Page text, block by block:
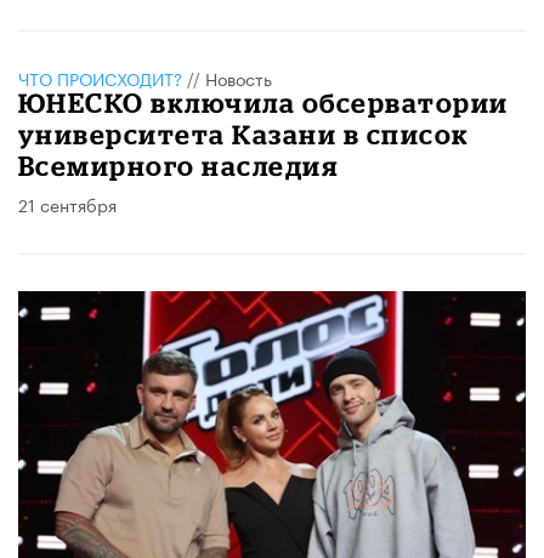
ЧТО ПРОИСХОДИТ? // Новость
ЮНЕСКО включила обсерватории
университета Казани в список
Всемирного наследия
21 сентября